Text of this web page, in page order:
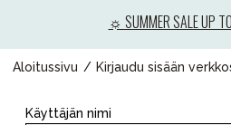
☼ SUMMER SALE UP
Aloitussivu Kirjaudu sisään
Käyttäjän nimi
Lasten